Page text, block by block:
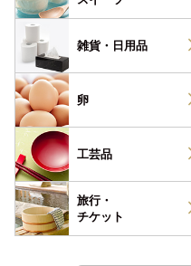
雑貨・ 日用品
卵
工芸品
旅行・
チケット